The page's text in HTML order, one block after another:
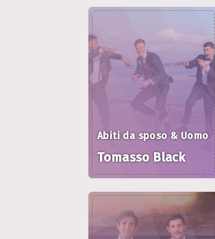
Abiti da sposo & Uomo
Tomasso Black